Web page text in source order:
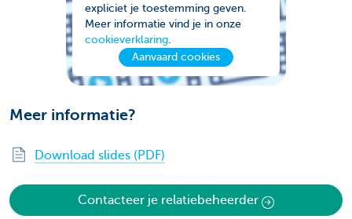
expliciet je toestemming geven.
Meer informatie vind je in onze
cookieverklaring.
Aanvaard cookies
Meer informatie?
Download slides (PDF)
Contacteer je relatiebeheerder